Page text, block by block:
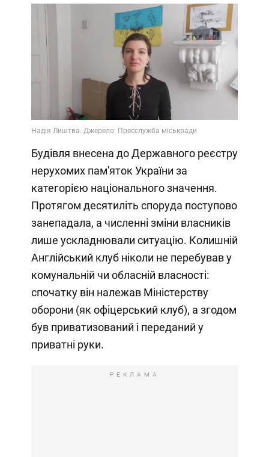
Будівля внесена до Державного реєстру
нерухомих пам'яток України за
категорією національного значення.
Протягом десятиліть споруда поступово
занепадала, а численні зміни власників
лише ускладнювали ситуацію. Колишній
Англійський клуб ніколи не перебував у
комунальній чи обласній власності:
спочатку він належав Міністерству
оборони (як офіцерський клуб), а згодом
був приватизований і переданий у
приватні руки.
РЕКЛАМА